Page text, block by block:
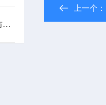
环泰仪器为工地量身打造的“防尘金盾”
上一个：